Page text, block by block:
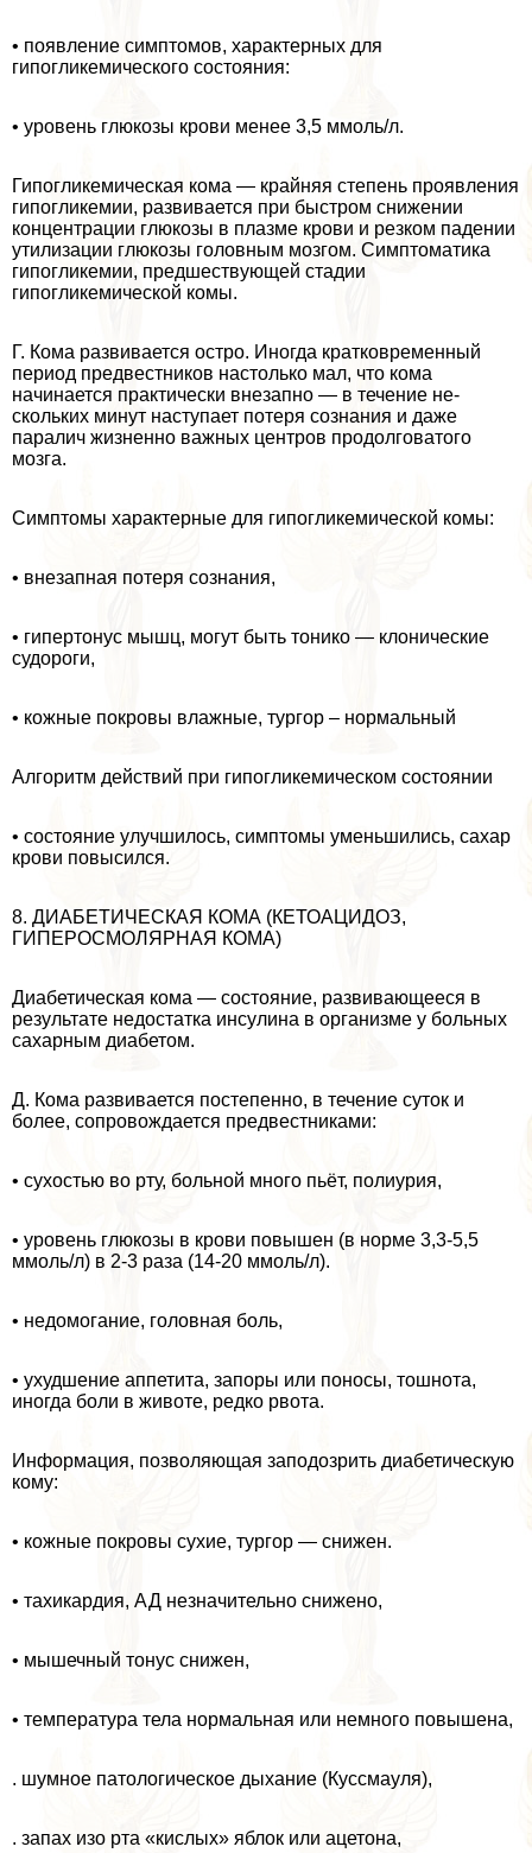
• появление симптомов, хаpaктерных для
гипогликемического состоя­ния:
• уровень глюкозы крови менее 3,5 ммоль/л.
Гипогликемическая кома — крайняя степень проявления
гипогликемии, развивается при быстром снижении
концентрации глюкозы в плазме крови и резком падении
утилизации глюкозы головным мозгом. Симптоматика
гипо­гликемии, предшествующей стадии
гипогликемической комы.
Г. Кома развивается остро. Иногда кратковременный
период предвестни­ков настолько мал, что кома
начинается пpaктически внезапно — в течение не­
скольких минут наступает потеря сознания и даже
паралич жизненно важных центров продолговатого
мозга.
Симптомы хаpaктерные для гипогликемической комы:
• внезапная потеря сознания,
• гипертонус мышц, могут быть тонико — клонические
судороги,
• кожные покровы влажные, тургор – нормальный
Алгоритм действий при гипогликемическом состоянии
• состояние улучшилось, симптомы уменьшились, сахар
крови повы­сился.
8. ДИАБЕТИЧЕСКАЯ КОМА (КЕТОАЦИДОЗ,
ГИПЕРОСМОЛЯРНАЯ КОМА)
Диабетическая кома — состояние, развивающееся в
результате недостатка инсулина в организме у больных
сахарным диабетом.
Д. Кома развивается постепенно, в течение суток и
более, сопровождается предвестниками:
• сухостью во рту, больной много пьёт, полиурия,
• уровень глюкозы в крови повышен (в норме 3,3-5,5
ммоль/л) в 2-3 раза (14-20 ммоль/л).
• недомогание, головная боль,
• ухудшение аппетита, запоры или поносы, тошнота,
иногда боли в жи­воте, редко рвота.
Информация, позволяющая заподозрить диабетическую
кому:
• кожные покровы сухие, тургор — снижен.
• тахикардия, АД незначительно снижено,
• мышечный тонус снижен,
• температура тела нормальная или немного повышена,
. шумное патологическое дыхание (Куссмауля),
. запах изо рта «кислых» яблок или ацетона,